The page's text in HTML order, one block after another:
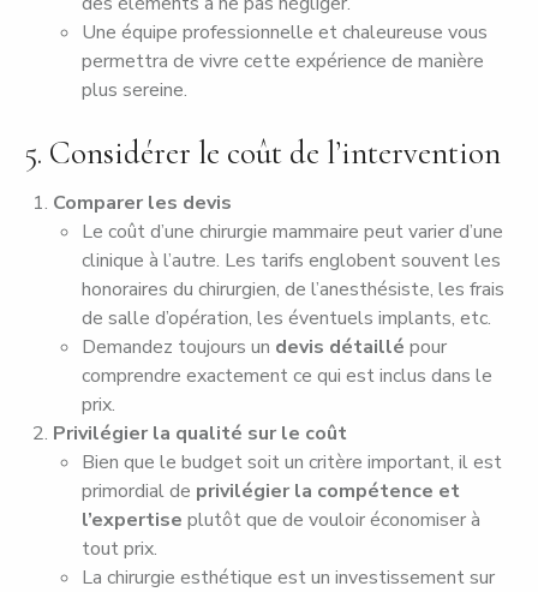
Une équipe professionnelle et chaleureuse vous
permettra de vivre cette expérience de manière
plus sereine.
5. Considérer le coût de l’intervention
Comparer les devis
Le coût d’une chirurgie mammaire peut varier d’une
clinique à l’autre. Les tarifs englobent souvent les
honoraires du chirurgien, de l’anesthésiste, les frais
de salle d’opération, les éventuels implants, etc.
Demandez toujours un devis détaillé pour
comprendre exactement ce qui est inclus dans le
prix.
Privilégier la qualité sur le coût
Bien que le budget soit un critère important, il est
primordial de privilégier la compétence et
l’expertise plutôt que de vouloir économiser à
tout prix.
La chirurgie esthétique est un investissement sur